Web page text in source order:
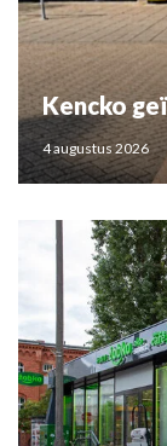
Kencko
4 augustus 2026